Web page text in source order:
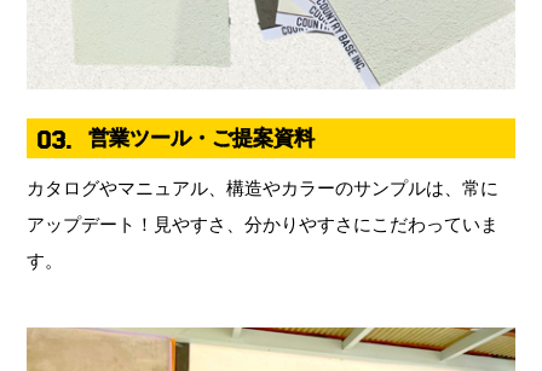
03. 営業ツール・ご提案資料
カタログやマニュアル、構造やカラーのサンプルは、常に
アップデート！見やすさ、分かりやすさにこだわっていま
す。